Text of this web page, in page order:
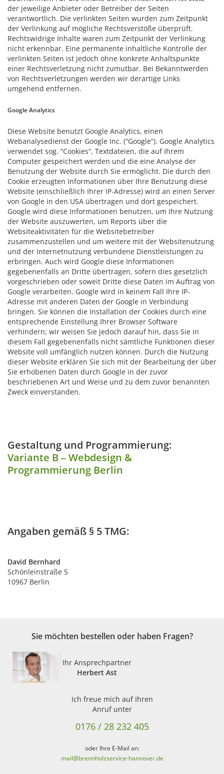
der jeweilige Anbieter oder Betreiber der Seiten
verantwortlich. Die verlinkten Seiten wurden zum Zeitpunkt
der Verlinkung auf mögliche Rechtsverstöße überprüft.
Rechtswidrige Inhalte waren zum Zeitpunkt der Verlinkung
nicht erkennbar. Eine permanente inhaltliche Kontrolle der
verlinkten Seiten ist jedoch ohne konkrete Anhaltspunkte
einer Rechtsverletzung nicht zumutbar. Bei Bekanntwerden
von Rechtsverletzungen werden wir derartige Links
umgehend entfernen.
Google Analytics
Diese Website benutzt Google Analytics, einen
Webanalysedienst der Google Inc. (“Google“). Google Analytics
verwendet sog. “Cookies“, Textdateien, die auf Ihrem
Computer gespeichert werden und die eine Analyse der
Benutzung der Website durch Sie ermöglicht. Die durch den
Cookie erzeugten Informationen über Ihre Benutzung diese
Website (einschließlich Ihrer IP-Adresse) wird an einen Server
von Google in den USA übertragen und dort gespeichert.
Google wird diese Informationen benutzen, um Ihre Nutzung
der Website auszuwerten, um Reports über die
Websiteaktivitäten für die Websitebetreiber
zusammenzustellen und um weitere mit der Websitenutzung
und der Internetnutzung verbundene Dienstleistungen zu
erbringen. Auch wird Google diese Informationen
gegebenenfalls an Dritte übertragen, sofern dies gesetzlich
vorgeschrieben oder soweit Dritte diese Daten im Auftrag von
Google verarbeiten. Google wird in keinem Fall Ihre IP-
Adresse mit anderen Daten der Google in Verbindung
bringen. Sie können die Installation der Cookies durch eine
entsprechende Einstellung Ihrer Browser Software
verhindern; wir weisen Sie jedoch darauf hin, dass Sie in
diesem Fall gegebenenfalls nicht sämtliche Funktionen dieser
Website voll umfänglich nutzen können. Durch die Nutzung
dieser Website erklären Sie sich mit der Bearbeitung der über
Sie erhobenen Daten durch Google in der zuvor
beschriebenen Art und Weise und zu dem zuvor benannten
Zweck einverstanden.
Gestaltung und Programmierung:
Variante B – Webdesign &
Programmierung Berlin
Angaben gemäß § 5 TMG:
David Bernhard
Schönleinstraße 5
10967 Berlin
Sie möchten bestellen oder haben Fragen?
Ihr Ansprechpartner
Herbert Ast
Ich freue mich auf Ihren
Anruf unter
0176 / 28 232 405
oder Ihre E-Mail an:
mail@brennholzservice-hannover.de